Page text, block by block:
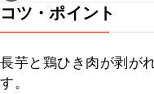
コツ・ポイント
長芋と鶏ひき肉が剥が
す。